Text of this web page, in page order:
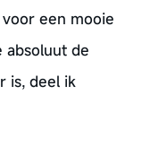
een mooie
absoluut de
is, deel ik